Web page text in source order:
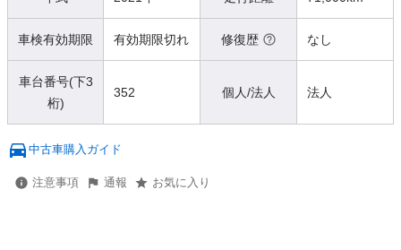
車検有効期限 有効期限切れ 修復歴 なし
車台番号(下3
桁)
352 個人/法人 法人
中古車購入ガイド
注意事項 通報 お気に入り